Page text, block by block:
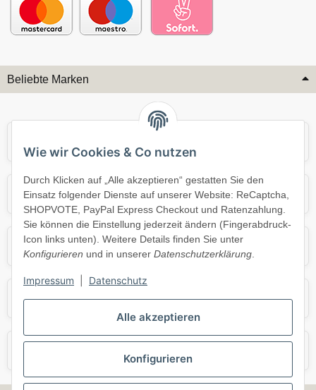
Alle akzeptieren
Konfigurieren
Wie wir Cookies & Co nutzen
Durch Klicken auf „Alle akzeptieren“ gestatten Sie den
Einsatz folgender Dienste auf unserer Website: ReCaptcha,
SHOPVOTE, PayPal Express Checkout und Ratenzahlung.
Sie können die Einstellung jederzeit ändern (Fingerabdruck-
Icon links unten). Weitere Details finden Sie unter
Konfigurieren und in unserer Datenschutzerklärung.
Impressum Datenschutz
Beliebte Marken
Mercedes Mini
Opel Porsche
Skoda Smart